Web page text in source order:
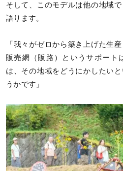
そして、このモデルは他の地域
語ります。
「我々がゼロから築き上げた生
販売網（販路）というサポート
は、その地域をどうにかしたい
うかです」